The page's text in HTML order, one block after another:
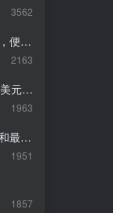
3562
在菲律宾马尼拉购买菲律宾VPS服务器，便宜和最佳VPS托管2023
2163
2022最便宜的国外VPS推荐,只要20.98美元/年,性价比超高得VPS
1963
在泰国曼谷购买泰国VPS服务器，便宜和最佳VPS托管2023
1951
1857